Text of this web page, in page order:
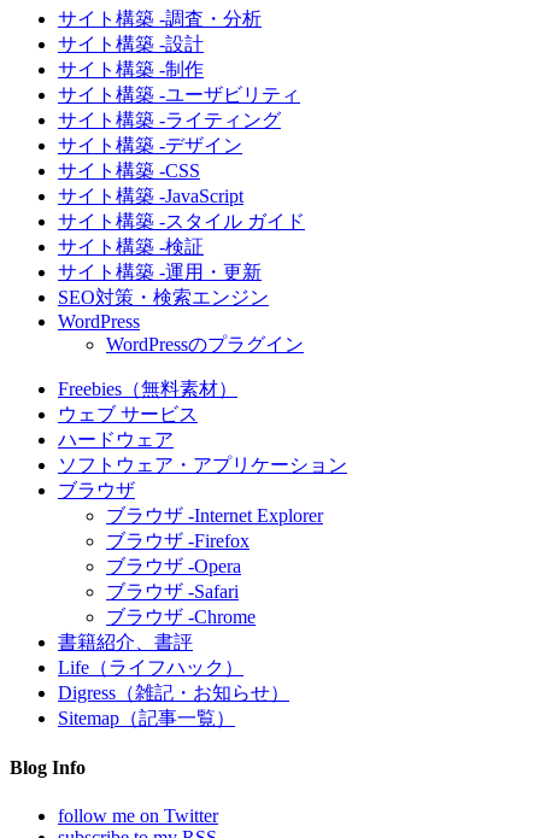
サイト構築 -調査・分析
サイト構築 -設計
サイト構築 -制作
サイト構築 -ユーザビリティ
サイト構築 -ライティング
サイト構築 -デザイン
サイト構築 -CSS
サイト構築 -JavaScript
サイト構築 -スタイル ガイド
サイト構築 -検証
サイト構築 -運用・更新
SEO対策・検索エンジン
WordPress
WordPressのプラグイン
Freebies（無料素材）
ウェブ サービス
ハードウェア
ソフトウェア・アプリケーション
ブラウザ
ブラウザ -Internet Explorer
ブラウザ -Firefox
ブラウザ -Opera
ブラウザ -Safari
ブラウザ -Chrome
書籍紹介、書評
Life（ライフハック）
Digress（雑記・お知らせ）
Sitemap（記事一覧）
Blog Info
follow me on Twitter